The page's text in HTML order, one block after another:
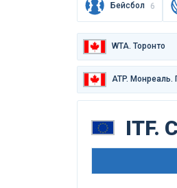
Бейсбол 6
WTA. Торонто
ATP. Монреаль.
ITF.